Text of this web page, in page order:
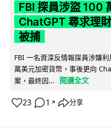
FBI 探員涉盜 100
ChatGPT 尋求理
被捕
FBI 一名資深反情報探員涉嫌
萬美元加密貨幣，事後更向
案，最終因...
閱讀全文
23 1 ↗ 分享